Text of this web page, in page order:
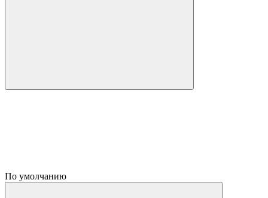
По умолчанию